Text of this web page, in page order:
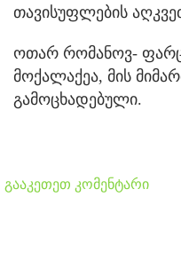
თავისუფლების
ოთარ რომანოვ-
მოქალაქეა, მის
გამოცხადებული.
გააკეთეთ კომენტარი